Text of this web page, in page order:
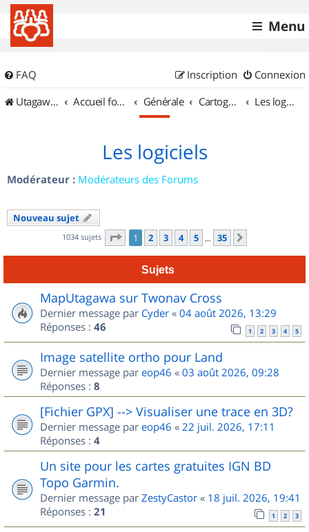
Menu
FAQ Connexion
Inscription
UtagawaVTT (Randos VTT et VTTAE avec traces GPS)
Accueil forum Générale Cartographie et GPS Les logiciels
Les logiciels
Modérateur : Modérateurs des Forums
Nouveau sujet
1034 sujets Page 1sur
1 2 3 4 5 … 35
Sujets
MapUtagawa sur Twonav Cross
Dernier message par Cyder « 04 août 2026, 13:29
Réponses : 46 1 2 3 4 5
Image satellite ortho pour Land
Dernier message par eop46 « 03 août 2026, 09:28
Réponses : 8
[Fichier GPX] --> Visualiser une trace en 3D?
Dernier message par eop46 « 22 juil. 2026, 17:11
Réponses : 4
Un site pour les cartes gratuites IGN BD
Topo Garmin.
Dernier message par ZestyCastor « 18 juil. 2026, 19:41
Réponses : 21 1 2 3